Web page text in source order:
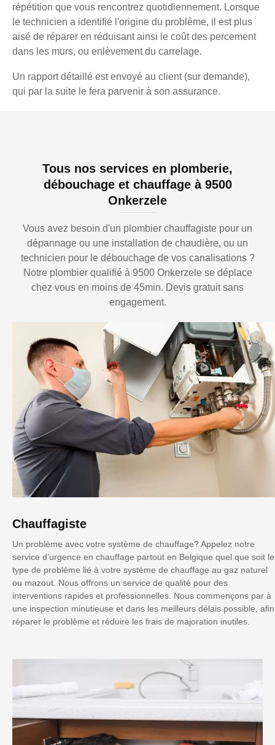
répétition que vous rencontrez quotidiennement. Lorsque
le technicien a identifié l'origine du problème, il est plus
aisé de réparer en réduisant ainsi le coût des percement
dans les murs, ou enlèvement du carrelage.
Un rapport détaillé est envoyé au client (sur demande),
qui par la suite le fera parvenir à son assurance.
Tous nos services en plomberie,
débouchage et chauffage à 9500
Onkerzele
Vous avez besoin d'un plombier chauffagiste pour un
dépannage ou une installation de chaudière, ou un
technicien pour le débouchage de vos canalisations ?
Notre plombier qualifié à 9500 Onkerzele se déplace
chez vous en moins de 45min. Devis gratuit sans
engagement.
Chauffagiste
Un problème avec votre système de chauffage? Appelez notre
service d’urgence en chauffage partout en Belgique quel que soit le
type de problème lié à votre système de chauffage au gaz naturel
ou mazout. Nous offrons un service de qualité pour des
interventions rapides et professionnelles. Nous commençons par à
une inspection minutieuse et dans les meilleurs délais possible, afin
réparer le problème et réduire les frais de majoration inutiles.